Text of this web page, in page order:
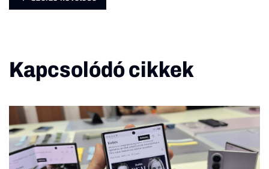
Kapcsolódó cikkek